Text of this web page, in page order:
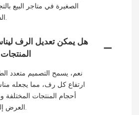
الصغيرة في متاجر البيع
السوبر ماركت.
هل يمكن تعديل الرف
نعم، يسمح التصميم متعدد
ارتفاع كل رف، مما يجعله
أحجام المنتجات المختلفة
العرض إلى أقصى حد.